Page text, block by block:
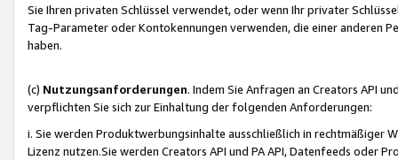
Sie Ihren privaten Schlüssel verwendet, oder wenn Ihr privater
Tag-Parameter oder Kontokennungen verwenden, die einer anderen
haben.
(c) Nutzungsanforderungen. Indem Sie Anfragen an Creators API
verpflichten Sie sich zur Einhaltung der folgenden Anforderungen:
i. Sie werden Produktwerbungsinhalte ausschließlich in rechtmäßiger
Lizenz nutzen.Sie werden Creators API und PA API, Datenfeeds oder